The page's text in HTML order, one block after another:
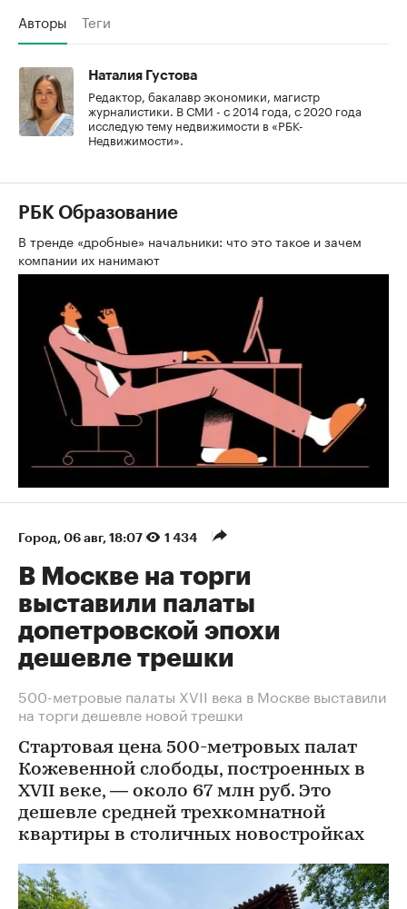
Авторы Теги
Наталия Густова
Редактор, бакалавр экономики, магистр
журналистики. В СМИ - с 2014 года, с 2020 года
исследую тему недвижимости в «РБК-
Недвижимости».
РБК Образование
В тренде «дробные» начальники: что это такое и зачем
компании их нанимают
Город 06 авг, 18:07 1 434
В Москве на торги
выставили палаты
допетровской эпохи
дешевле трешки
500-метровые палаты XVII века в Москве выставили
на торги дешевле новой трешки
Стартовая цена 500-метровых палат
Кожевенной слободы, построенных в
XVII веке, — около 67 млн руб. Это
дешевле средней трехкомнатной
квартиры в столичных новостройках